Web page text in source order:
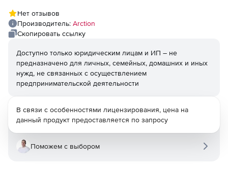
Нет отзывов
Производитель: Arction
Скопировать ссылку
Доступно только юридическим лицам и ИП – не
предназначено для личных, семейных, домашних и иных
нужд, не связанных с осуществлением
предпринимательской деятельности
В связи с особенностями лицензирования, цена на
данный продукт предоставляется по запросу
Поможем с выбором